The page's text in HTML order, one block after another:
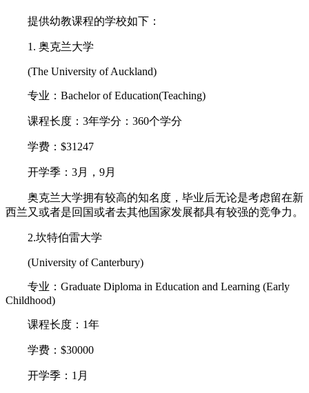
提供幼教课程的学校如下：
1. 奥克兰大学
(The University of Auckland)
专业：Bachelor of Education(Teaching)
课程长度：3年学分：360个学分
学费：$31247
开学季：3月，9月
奥克兰大学拥有较高的知名度，毕业后无论是考虑留在新
西兰又或者是回国或者去其他国家发展都具有较强的竞争力。
2.坎特伯雷大学
(University of Canterbury)
专业：Graduate Diploma in Education and Learning (Early
Childhood)
课程长度：1年
学费：$30000
开学季：1月